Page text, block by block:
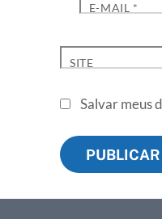
E-MAIL *
SITE
Salvar meus